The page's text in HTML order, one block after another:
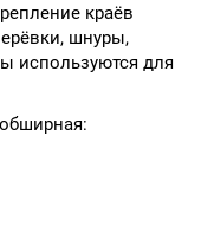
краёв
шнуры,
используются для